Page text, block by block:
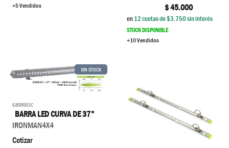
+5 Vendidos
$45.000
en12cuotas de $3.750sin interés
STOCK DISPONIBLE
+10 Vendidos
SIN STOCK
ILBSR001C
BARRA LED CURVA DE 37"
IRONMAN4X4
Cotizar